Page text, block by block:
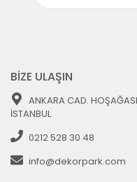
BİZE ULAŞIN
ANKARA CAD.
İSTANBUL
0212 528 30 48
info@dekorpark.com